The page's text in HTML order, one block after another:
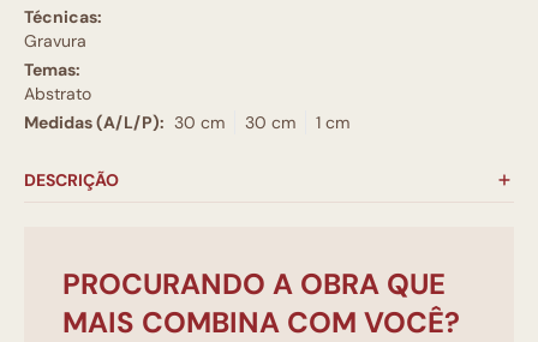
Técnicas:
Gravura
Temas:
Abstrato
Medidas (A/L/P): 30 cm 30 cm 1 cm
DESCRIÇÃO
PROCURANDO A OBRA QUE
MAIS COMBINA COM VOCÊ?